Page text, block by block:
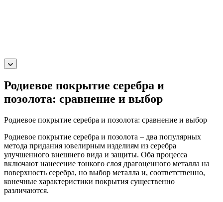
Родиевое покрытие серебра и
позолота: сравнение и выбор
Родиевое покрытие серебра и позолота: сравнение и выбор
Родиевое покрытие серебра и позолота – два популярных
метода придания ювелирным изделиям из серебра
улучшенного внешнего вида и защиты. Оба процесса
включают нанесение тонкого слоя драгоценного металла на
поверхность серебра, но выбор металла и, соответственно,
конечные характеристики покрытия существенно
различаются.